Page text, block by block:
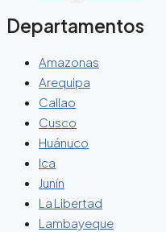
Departamentos
Amazonas
Arequipa
Callao
Cusco
Huánuco
Ica
Junín
La Libertad
Lambayeque